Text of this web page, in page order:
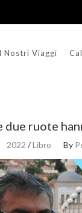
I Nostri Viaggi
due ruote
2022 /Libro By